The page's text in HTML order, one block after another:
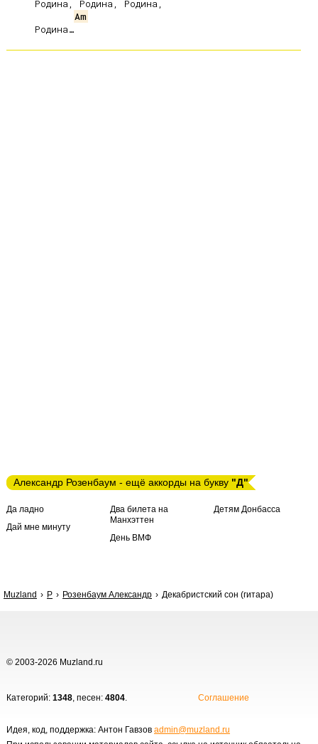
Am
Александр Розенбаум - ещё аккорды на букву "Д"
Да ладно
Дай мне минуту
Два билета на
Манхэттен
День ВМФ
Детям Донбасса
Muzland Р Розенбаум Александр Декабристский сон (гитара)
© 2003-2026 Muzland.ru
Категорий: 1348, песен: 4804. Соглашение
Идея, код, поддержка: Антон Гавзов admin@muzland.ru